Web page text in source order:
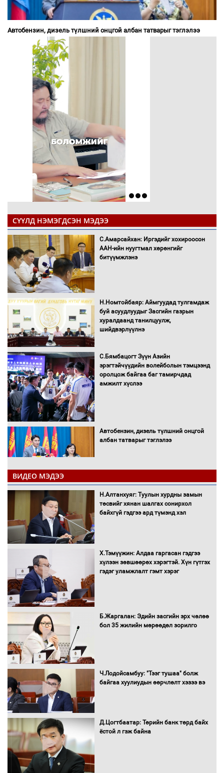
Автобензин, дизель түлшний онцгой албан татварыг тэглэлээ
СҮҮЛД НЭМЭГДСЭН МЭДЭЭ
С.Амарсайхан: Иргэдийг хохироосон
ААН-ийн нуугтмал хөрөнгийг
битүүмжлэнэ
Н.Номтойбаяр: Аймгуудад тулгамдаж
буй асуудлуудыг Засгийн газрын
хуралдаанд танилцуулж,
шийдвэрлүүлнэ
С.Бямбацогт Зүүн Азийн
эрэгтэйчүүдийн волейболын тэмцээнд
оролцож байгаа баг тамирчдад
амжилт хүслээ
Автобензин, дизель түлшний онцгой
албан татварыг тэглэлээ
Санхүүгийн хэмнэлтийн горимд эрүүл
мэндийн салбар хамаарахгүй
Нөөцийн махны худалдаа,
борлуулалтыг нээлттэй ил тод
болгоно
төлөвлөгөө”-гөө танилцуулна
худалдан авах журмыг баталлаа
Бүх шатанд хэмнэлтийн горимд
ВИДЕО МЭДЭЭ
Н.Алтанхуяг: Туулын хурдны замын
төсвийг хянан шалгах сонирхол
байхгүй гэдгээ ард түмэнд хэл
Х.Тэмүүжин: Алдаа гаргасан гэдгээ
хүлээн зөвшөөрөх хэрэгтэй. Хүн гүтгэх
гэдэг уламжлалт гэмт хэрэг
Б.Жаргалан: Эдийн засгийн эрх чөлөө
бол 35 жилийн мөрөөдөл зорилго
Ч.Лодойсамбуу: "Тээг тушаа" болж
байгаа хуулиудын өөрчлөлт хэзээ вэ
Д.Цогтбаатар: Төрийн банк төрд байх
ёстой л гэж байна